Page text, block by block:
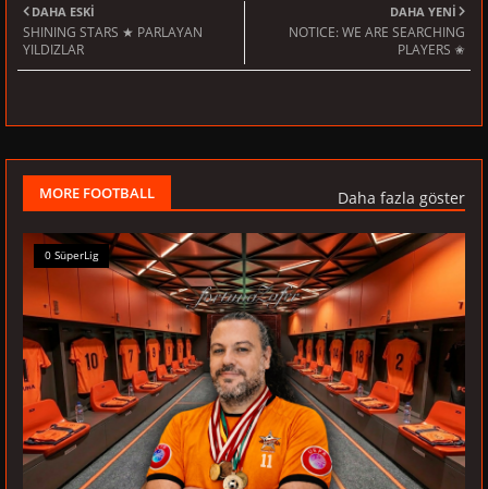
DAHA YENI
NOTICE: WE ARE SEARCHING
PLAYERS ✬
DAHA ESKI
SHINING STARS ★ PARLAYAN
YILDIZLAR
MORE FOOTBALL Daha fazla göster
0 SüperLig